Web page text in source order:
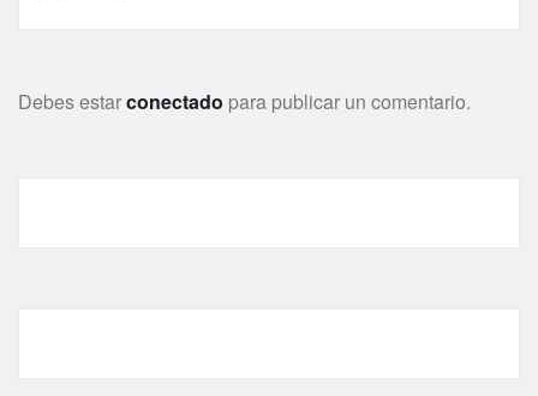
Debes estarconectado para publicar un comentario.